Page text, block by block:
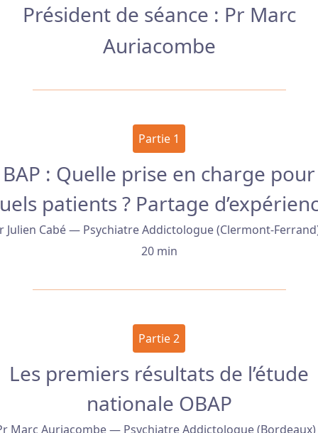
Président de séance : Pr Marc
Auriacombe
Partie 1
BAP : Quelle prise en charge pour
patients ? Partage
Julien Cabé — Psychiatre Addictologue (Clermont-
20 min
Partie 2
Les premiers résultats de l’étude
nationale OBAP
Marc Auriacombe — Psychiatre Addictologue (Bordeaux)